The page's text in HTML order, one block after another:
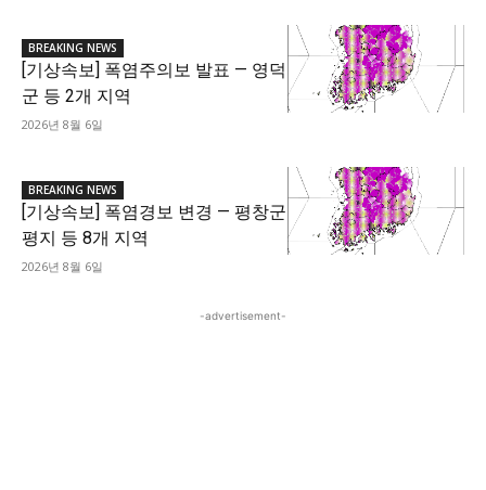
BREAKING NEWS
[기상속보] 폭염주의보 발표 — 영덕
군 등 2개 지역
2026년 8월 6일
BREAKING NEWS
[기상속보] 폭염경보 변경 — 평창군
평지 등 8개 지역
2026년 8월 6일
-advertisement-